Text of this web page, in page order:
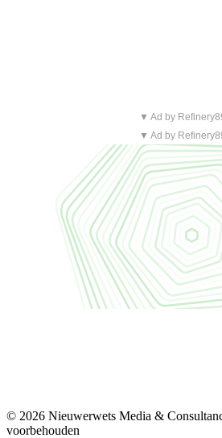
▼ Ad by
▼ Ad by
© 2026 Nieuwerwets Media &
voorbehouden